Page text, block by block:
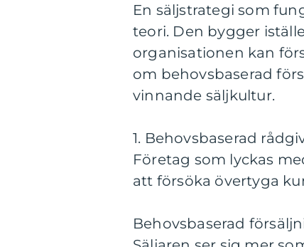
En säljstrategi som
teori. Den bygger
organisationen kan
om behovsbaserad
vinnande säljkultur.
1. Behovsbaserad
Företag som lyckas
att försöka övertyga
Behovsbaserad